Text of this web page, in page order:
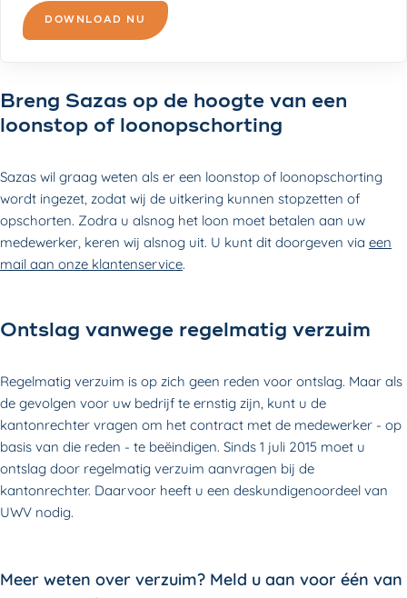
DOWNLOAD NU
Breng Sazas op de hoogte van een
loonstop of loonopschorting
Sazas wil graag weten als er een loonstop of loonopschorting
wordt ingezet, zodat wij de uitkering kunnen stopzetten of
opschorten. Zodra u alsnog het loon moet betalen aan uw
medewerker, keren wij alsnog uit. U kunt dit doorgeven via een
mail aan onze klantenservice.
Ontslag vanwege regelmatig verzuim
Regelmatig verzuim is op zich geen reden voor ontslag. Maar als
de gevolgen voor uw bedrijf te ernstig zijn, kunt u de
kantonrechter vragen om het contract met de medewerker - op
basis van die reden - te beëindigen. Sinds 1 juli 2015 moet u
ontslag door regelmatig verzuim aanvragen bij de
kantonrechter. Daarvoor heeft u een deskundigenoordeel van
UWV nodig.
Meer weten over verzuim? Meld u aan voor één van